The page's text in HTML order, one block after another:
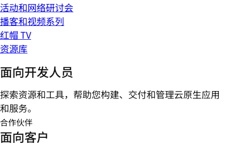
活动和网络研讨会
播客和视频系列
红帽 TV
资源库
面向开发人员
探索资源和工具，帮助您构建、交付和管理云原生应用
和服务。
合作伙伴
面向客户